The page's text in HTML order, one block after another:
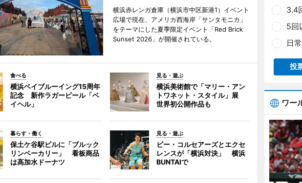
横浜赤レンガ倉庫（横浜市中区新港1）イベント
広場で現在、アメリカ西海岸「サンタモニカ」
をテーマにした夏季限定イベント「Red Brick
Sunset 2026」が開催されている。
食べる
横浜ベイブルーイング15周年
記念 新作ラガービール「ベ
イヘル」
見る・遊ぶ
横浜美術館で「マリー・アン
トワネット・スタイル」展
世界初公開作品も
暮らす・働く
保土ケ谷駅ビルに「ブルック
リンベーカリー」 看板商品
は高加水ドーナツ
見る・遊ぶ
ビー・コルセアーズとエクセ
レンスが「横浜対決」 横浜
BUNTAIで
3.4
5回
日
投
ワー